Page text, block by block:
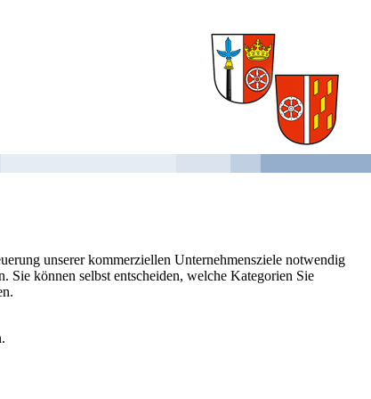
unserer kommerziellen Unternehmensziele notwendig
können selbst entscheiden, welche Kategorien Sie